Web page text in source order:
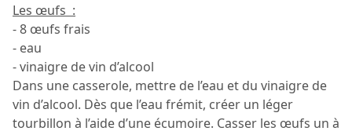
Les œufs :
- 8 œufs frais
- eau
- vinaigre de vin d’alcool
Dans une casserole, mettre de l’eau et du vinaigre de
vin d’alcool. Dès que l’eau frémit, créer un léger
tourbillon à l’aide d’une écumoire. Casser les œufs un à